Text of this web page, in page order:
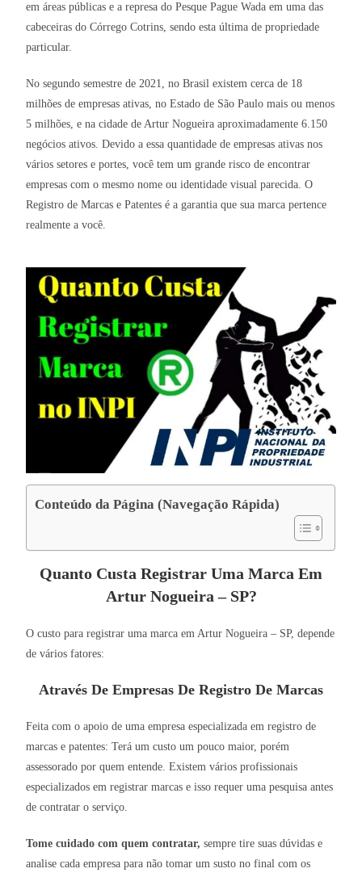
em áreas públicas e a represa do Pesque Pague Wada em uma das
cabeceiras do Córrego Cotrins, sendo esta última de propriedade
particular.
No segundo semestre de 2021, no Brasil existem cerca de 18
milhões de empresas ativas, no Estado de São Paulo mais ou menos
5 milhões, e na cidade de Artur Nogueira aproximadamente 6.150
negócios ativos. Devido a essa quantidade de empresas ativas nos
vários setores e portes, você tem um grande risco de encontrar
empresas com o mesmo nome ou identidade visual parecida. O
Registro de Marcas e Patentes é a garantia que sua marca pertence
realmente a você.
Conteúdo da Página (Navegação Rápida)
Quanto Custa Registrar Uma Marca Em
Artur Nogueira – SP?
O custo para registrar uma marca em Artur Nogueira – SP, depende
de vários fatores:
Através De Empresas De Registro De Marcas
Feita com o apoio de uma empresa especializada em registro de
marcas e patentes: Terá um custo um pouco maior, porém
assessorado por quem entende. Existem vários profissionais
especializados em registrar marcas e isso requer uma pesquisa antes
de contratar o serviço.
Tome cuidado com quem contratar, sempre tire suas dúvidas e
analise cada empresa para não tomar um susto no final com os